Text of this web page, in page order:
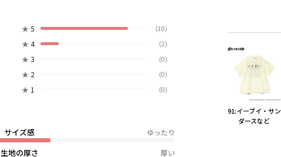
★ 5 (10)
★ 4 (2)
★ 3 (0)
★ 2 (0)
★ 1 (0)
サイズ感 ゆったり
生地の厚さ 厚い
91:イーブイ・サン
ダースなど